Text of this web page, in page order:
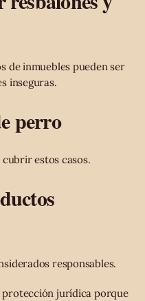
de inmuebles pueden ser
inseguras.
perro
estos casos.
responsables.
protección jurídica porque